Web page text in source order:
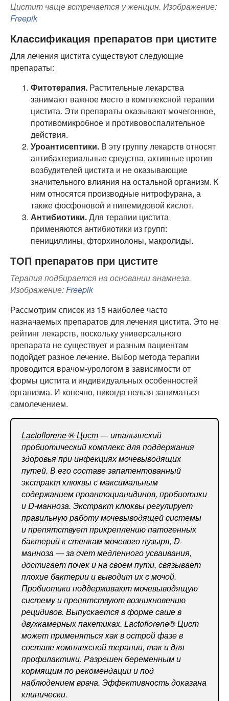
Цистит чаще встречается у женщин. Изображение:
Freepik
Классификация препаратов при цистите
Для лечения цистита существуют следующие
препараты:
Фитотерапия. Растительные лекарства
занимают важное место в комплексной терапии
цистита. Эти препараты оказывают мочегонное,
противомикробное и противовоспалительное
действия.
Уроантисептики. В эту группу лекарств относят
антибактериальные средства, активные против
возбудителей цистита и не оказывающие
значительного влияния на остальной организм. К
ним относятся производные нитрофурана, а
также фосфоновой и пипемидовой кислот.
Антибиотики.Для терапии цистита
применяются антибиотики из групп:
пенициллины, фторхинолоны, макролиды.
ТОП препаратов при цистите
Терапия подбирается на основании анамнеза.
Изображение:Freepik
Рассмотрим список из 15 наиболее часто
назначаемых препаратов для лечения цистита. Это не
рейтинг лекарств, поскольку универсального
препарата не существует и разным пациентам
подойдет разное лечение. Выбор метода терапии
проводится врачом-урологом в зависимости от
формы цистита и индивидуальных особенностей
организма. И конечно, никогда нельзя заниматься
самолечением.
Lactoflorene ® Цист— итальянский
пробиотический комплекс для поддержания
здоровья при инфекциях мочевыводящих
путей. В его составе запатентованный
экстракт клюквы с максимальным
содержанием проантоцианидинов, пробиотики
и D-манноза. Экстракт клюквы регулирует
правильную работу мочевыводящей системы
и препятствует прикреплению патогенных
бактерий к стенкам мочевого пузыря, D-
манноза — за счет медленного усваивания,
достигает почек и на своем пути, связывает
плохие бактерии и выводит их с мочой.
Пробиотики поддерживают мочевыводящую
систему и препятствуют возникновению
рецидивов. Выпускается в форме саше в
двухкамерных пакетиках. Lactoflorene® Цист
может применяться как в острой фазе в
составе комплексной терапии, так и для
профилактики. Разрешен беременным и
кормящим по рекомендации и под
наблюдением врача. Эффективность доказана
клинически.